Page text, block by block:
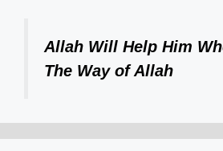
Allah Will Help Him
The Way of Allah